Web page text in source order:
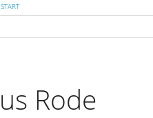
START
Rode